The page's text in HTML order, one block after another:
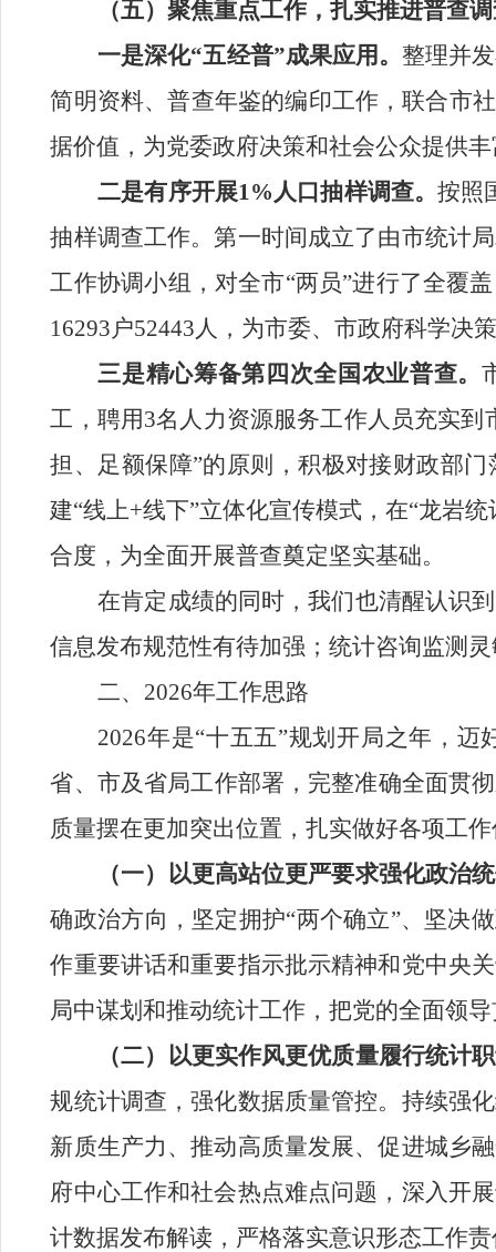
（五）聚焦重点工作，扎实推进普查
一是深化“五经普”成果应用。 整理并
简明资料、普查年鉴的编印工作，联合市
据价值，为党委政府决策和社会公众提供
二是有序开展1%人口抽样调查。按照
抽样调查工作。第一时间成立了由市统计
工作协调小组 ， 对全市“两员”进行了全覆
16293户52443人 ，为市委、市政府科学决
三是精心筹备第四次全国农业普查。
工，聘用3名人力资源服务工作人员充实到
担、足额保障”的原则，积极对接财政部门
建“线上+线下”立体化宣传模式，在“龙岩
合度，为全面开展普查奠定坚实基础。
在肯定成绩的同时，我们也清醒认识
信息发布规范性有待加强 ；统计咨询监测
二、 2026年工作思路
2026年是“十五五”规划开局之年，
省、市及省局工作部署， 完整准确全面贯
质量摆在更加突出位置，扎实做好各项工
（一）以更高站位更严要求强化政治
确政治方向，坚定拥护“两个确立”、坚决
作重要讲话和重要指示批示精神和党中央
局中谋划和推动统计工作，把党的全面领
（二） 以更实作风更优质量履行统计
规统计调查，强化数据质量管控。 持续强
新质生产力、推动高质量发展、促进城乡
府中心工作和社会热点难点问题，深入开
计数据发布解读，严格落实意识形态工作